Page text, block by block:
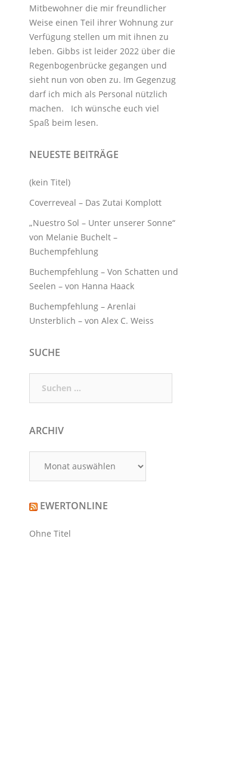
Mitbewohner die mir freundlicher
Weise einen Teil ihrer Wohnung zur
Verfügung stellen um mit ihnen zu
leben. Gibbs ist leider 2022 über die
Regenbogenbrücke gegangen und
sieht nun von oben zu. Im Gegenzug
darf ich mich als Personal nützlich
machen. Ich wünsche euch viel
Spaß beim lesen.
NEUESTE BEITRÄGE
(kein Titel)
Coverreveal – Das Zutai Komplott
„Nuestro Sol – Unter unserer Sonne“
von Melanie Buchelt –
Buchempfehlung
Buchempfehlung – Von Schatten und
Seelen – von Hanna Haack
Buchempfehlung – Arenlai
Unsterblich – von Alex C. Weiss
SUCHE
nach:
ARCHIV
EWERTONLINE
Ohne Titel